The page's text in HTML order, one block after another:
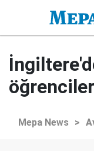
Mepa News >